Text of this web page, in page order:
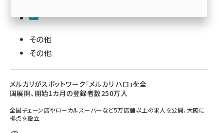
その他
その他
メルカリがスポットワーク「メルカリ ハロ」を全
国展開、開始1カ月の登録者数250万人
全国チェーン店やローカルスーパーなど5万店舗以上の求人を公開、大阪に
拠点を設立